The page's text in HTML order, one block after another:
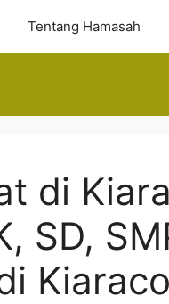
Tentang Hamasah
di
SD,